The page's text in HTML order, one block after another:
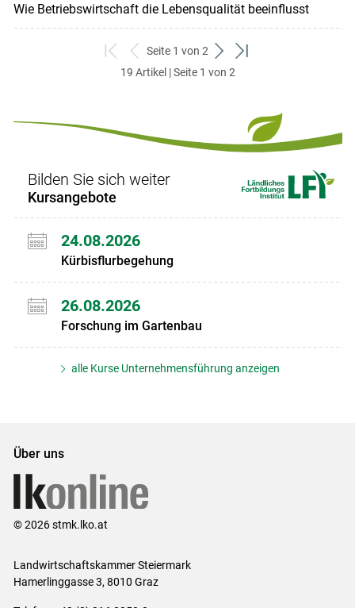
Wie Betriebswirtschaft die Lebensqualität beeinflusst
zum
ersten
zurück
zum
Seite 1 von 2
weiter
zum
zum
19 Artikel | Seite 1 von 2
Bilden Sie sich weiter
Kursangebote
24.08.2026
Kürbisflurbegehung
26.08.2026
Forschung im Gartenbau
alle Kurse Unternehmensführung anzeigen
Über uns
© 2026 stmk.lko.at
Landwirtschaftskammer Steiermark
Hamerlinggasse 3, 8010 Graz